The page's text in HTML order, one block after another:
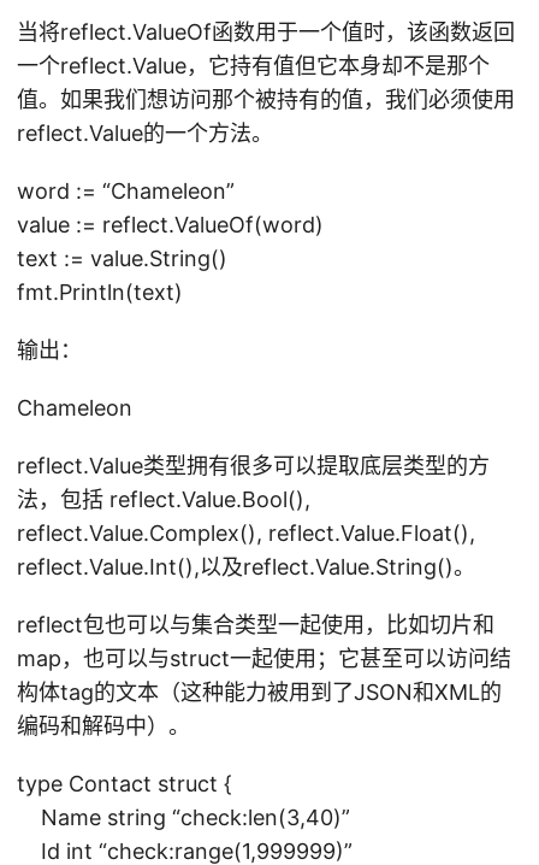
当将reflect.ValueOf函数用于一个值时，该函数返回
一个reflect.Value，它持有值但它本身却不是那个
值。如果我们想访问那个被持有的值，我们必须使用
reflect.Value的一个方法。
word := “Chameleon”
value := reflect.ValueOf(word)
text := value.String()
fmt.Println(text)
输出：
Chameleon
reflect.Value类型拥有很多可以提取底层类型的方
法，包括 reflect.Value.Bool(),
reflect.Value.Complex(), reflect.Value.Float(),
reflect.Value.Int(),以及reflect.Value.String()。
reflect包也可以与集合类型一起使用，比如切片和
map，也可以与struct一起使用；它甚至可以访问结
构体tag的文本（这种能力被用到了JSON和XML的
编码和解码中）。
type Contact struct {
Name string “check:len(3,40)”
Id int “check:range(1,999999)”